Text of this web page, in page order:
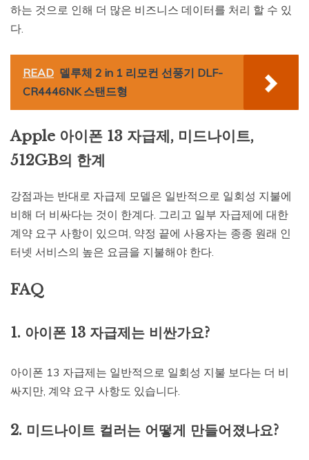
하는 것으로 인해 더 많은 비즈니스 데이터를 처리 할 수 있
다.
READ 델루체 2 in 1 리모컨 선풍기 DLF-
CR4446NK 스탠드형
Apple 아이폰 13 자급제, 미드나이트,
512GB의 한계
강점과는 반대로 자급제 모델은 일반적으로 일회성 지불에
비해 더 비싸다는 것이 한계다. 그리고 일부 자급제에 대한
계약 요구 사항이 있으며, 약정 끝에 사용자는 종종 원래 인
터넷 서비스의 높은 요금을 지불해야 한다.
FAQ
1. 아이폰 13 자급제는 비싼가요?
아이폰 13 자급제는 일반적으로 일회성 지불 보다는 더 비
싸지만, 계약 요구 사항도 있습니다.
2. 미드나이트 컬러는 어떻게 만들어졌나요?